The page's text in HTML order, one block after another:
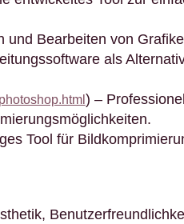
und Bearbeiten von
als
) –
Tool für